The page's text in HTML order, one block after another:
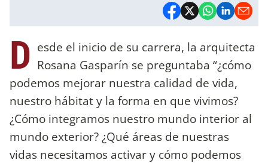
D esde el inicio de su carrera, la arquitecta
Rosana Gasparín se preguntaba “¿cómo
podemos mejorar nuestra calidad de vida,
nuestro hábitat y la forma en que vivimos?
¿Cómo integramos nuestro mundo interior al
mundo exterior? ¿Qué áreas de nuestras
vidas necesitamos activar y cómo podemos